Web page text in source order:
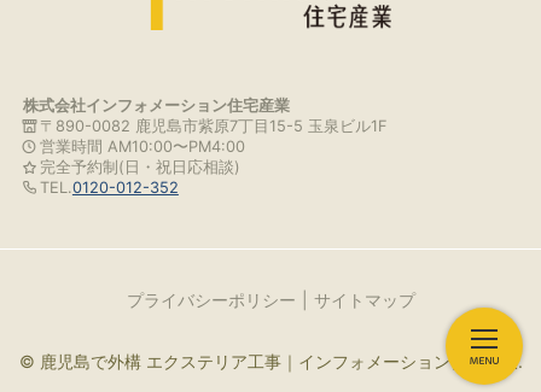
株式会社インフォメーション住宅産業
〒890-0082 鹿児島市紫原7丁目15-5 玉泉ビル1F
営業時間 AM10:00〜PM4:00
完全予約制(日・祝日応相談)
TEL.0120-012-352
プライバシーポリシー サイトマップ
© 鹿児島で外構 エクステリア工事｜インフォメーション住宅産業.